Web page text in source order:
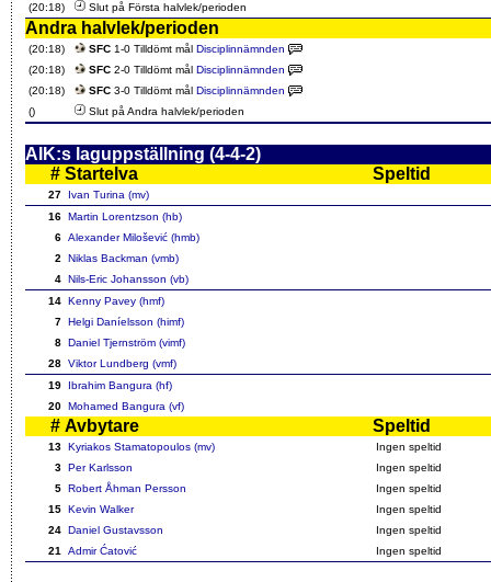
(20:18)
Slut på Första halvlek/perioden
Andra halvlek/perioden
(20:18) SFC 1-0 Tilldömt mål Disciplinnämnden
(20:18)
SFC 2-0 Tilldömt mål Disciplinnämnden
(20:18)
SFC 3-0 Tilldömt mål Disciplinnämnden
()
Slut på Andra halvlek/perioden
AIK:s laguppställning (4-4-2)
# Startelva Speltid
27
Ivan Turina (mv)
16 Martin Lorentzson (hb)
6 Alexander Milošević (hmb)
2 Niklas Backman (vmb)
4 Nils-Eric Johansson (vb)
14 Kenny Pavey (hmf)
7 Helgi Daníelsson (himf)
8 Daniel Tjernström (vimf)
28 Viktor Lundberg (vmf)
19
Ibrahim Bangura (hf)
20 Mohamed Bangura (vf)
# Avbytare Speltid
13 Kyriakos Stamatopoulos (mv)
Ingen speltid
3 Per Karlsson
Ingen speltid
5 Robert Åhman Persson
Ingen speltid
15 Kevin Walker
Ingen speltid
24 Daniel Gustavsson
Ingen speltid
21 Admir Ćatović Ingen speltid